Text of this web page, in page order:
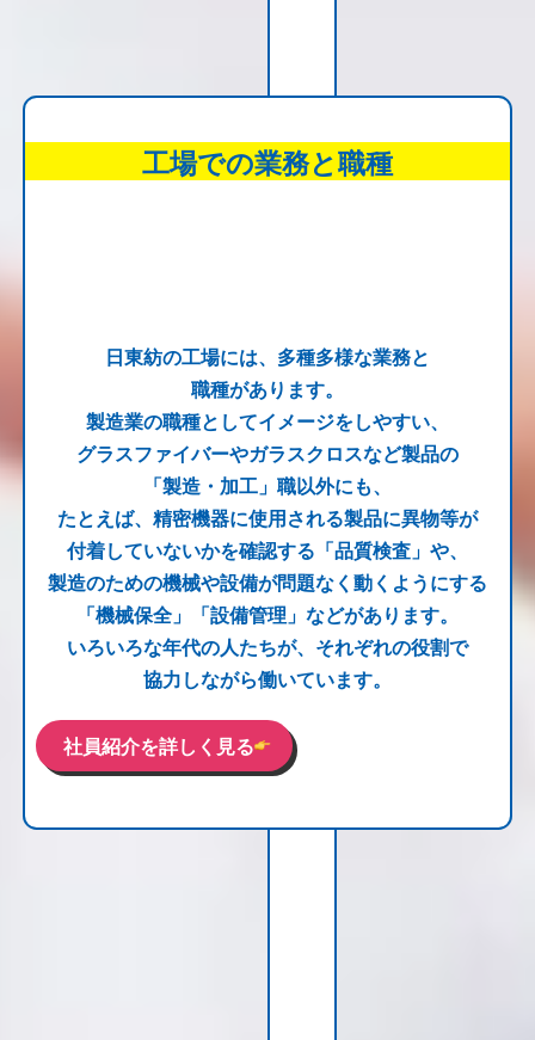
工場での業務と職種詳しく見る
機械保全・設備管理
日東紡の工場には、多種多様な業務と
職種があります。
製造業の職種としてイメージをしやすい、
グラスファイバーやガラスクロスなど製品の
「製造・加工」職以外にも、
たとえば、精密機器に使用される製品に異物等が
付着していないかを確認する「品質検査」や、
製造のための機械や設備が問題なく動くようにする
「機械保全」「設備管理」などがあります。
いろいろな年代の人たちが、それぞれの役割で
協力しながら働いています。
社員紹介を詳しく見る